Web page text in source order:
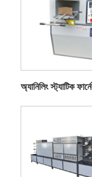
অ্যানিলিং স্ট্যাটিক